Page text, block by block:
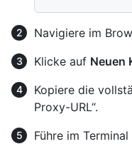
Navigiere im
Klicke auf Neuen
Kopiere die
Proxy-URL“.
Führe im